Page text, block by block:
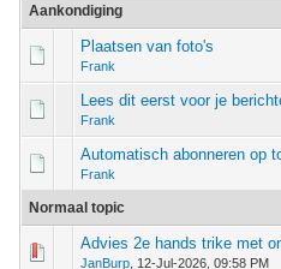
Aankondiging
Plaatsen van foto's
Frank
Lees dit eerst voor je
Frank
Automatisch abonneren op
Frank
Normaal topic
Advies 2e hands trike met
JanBurp 12-Jul-2026, 09:58 PM
- 0 van 5 gemiddeld
345